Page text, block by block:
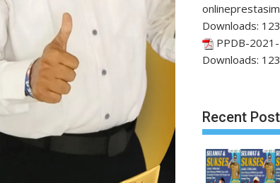
Downloads:
PPDB-
Downloads:
Recent Post